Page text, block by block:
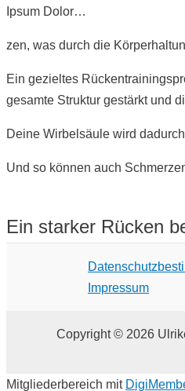
Ipsum Dolor…
zen, was durch die
Ein gezieltes
gesamte Struktur gestärkt und
Deine Wirbelsäule wird
Und so können auch
Ein starker Rücken
Impressum
Copyright © 2026
Mitgliederbereich mit